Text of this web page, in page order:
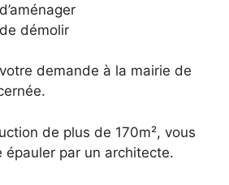
démolir
demande à la mairie de
de plus de 170m², vous
épauler par un architecte.